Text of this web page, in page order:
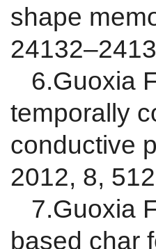
shape
6.Guoxia
temporally
conductive
2012, 8,
7.Guoxia
based char